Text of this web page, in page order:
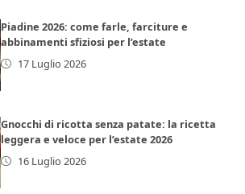
Piadine 2026: come farle, farciture e
abbinamenti sfiziosi per l’estate
17 Luglio 2026
Gnocchi di ricotta senza patate: la ricetta
leggera e veloce per l’estate 2026
16 Luglio 2026